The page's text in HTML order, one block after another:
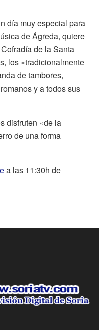
día muy especial para
de Ágreda, quiere
de la Santa
los «tradicionalmente
de tambores,
y a todos sus
disfruten «de la
de una forma
a las 11:30h de